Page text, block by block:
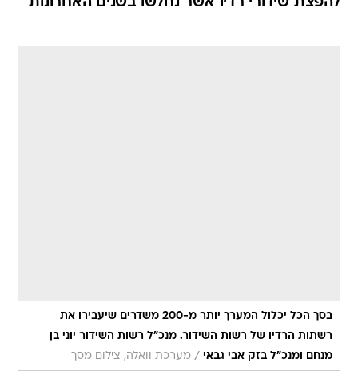
מנחם ומנכ"ל בזק אבי גבאי / מערכת וואלה, צילום מסך
רשות השידור וחברת בזק חתמו הבוקר (רביעי) על